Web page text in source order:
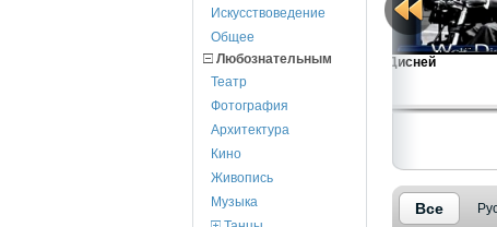
Искусствоведение
Общее
Любознательным
Театр
Фотография
Архитектура
Кино
Живопись
Музыка
Концепции развития Петербурга:
Уолт Дисней
Все